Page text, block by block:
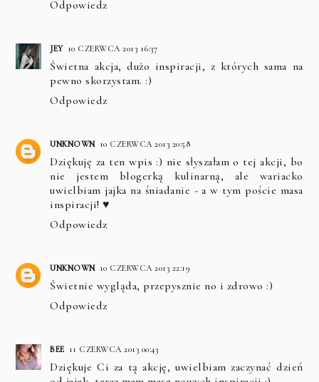
Odpowiedz
JEY 10 CZERWCA 2013 16:37
Świetna akcja, dużo inspiracji, z których sama na
pewno skorzystam. :)
Odpowiedz
UNKNOWN 10 CZERWCA 2013 20:58
Dziękuję za ten wpis :) nie słyszałam o tej akcji, bo
nie jestem blogerką kulinarną, ale wariacko
uwielbiam jajka na śniadanie - a w tym poście masa
inspiracji! ♥
Odpowiedz
UNKNOWN 10 CZERWCA 2013 22:19
Świetnie wygląda, przepysznie no i zdrowo :)
Odpowiedz
BEE 11 CZERWCA 2013 00:43
Dziękuje Ci za tą akcję, uwielbiam zaczynać dzień